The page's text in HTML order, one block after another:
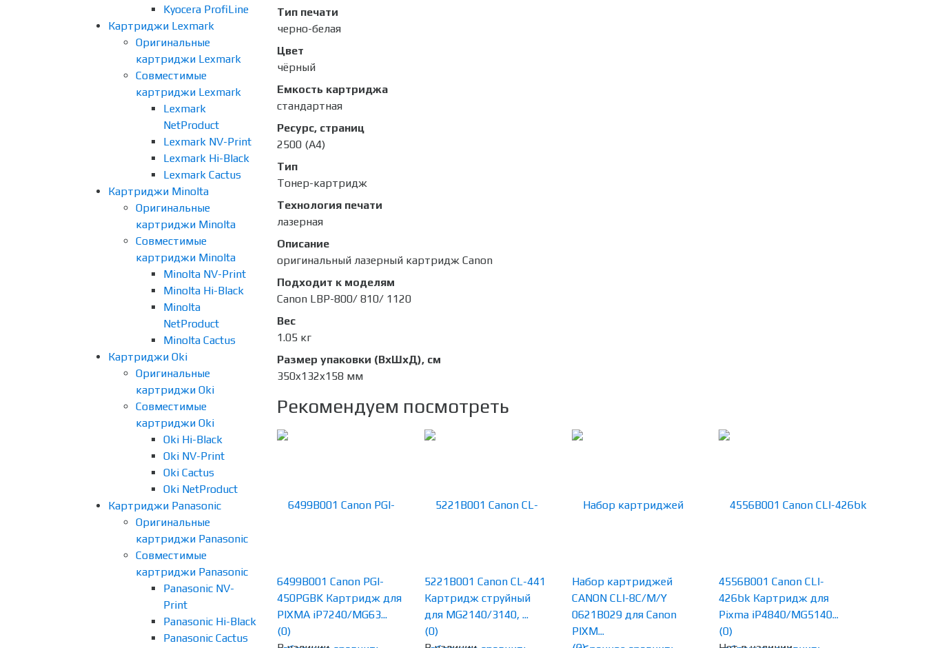
Kyocera ProfiLine
Картриджи Lexmark
Оригинальные
картриджи Lexmark
Совместимые
картриджи Lexmark
Lexmark
NetProduct
Lexmark NV-Print
Lexmark Hi-Black
Lexmark Cactus
Картриджи Minolta
Оригинальные
картриджи Minolta
Совместимые
картриджи Minolta
Minolta NV-Print
Minolta Hi-Black
Minolta
NetProduct
Minolta Cactus
Картриджи Oki
Оригинальные
картриджи Oki
Совместимые
картриджи Oki
Oki Hi-Black
Oki NV-Print
Oki Cactus
Oki NetProduct
Картриджи Panasonic
Оригинальные
картриджи Panasonic
Совместимые
картриджи Panasonic
Panasonic NV-
Print
Panasonic Hi-Black
Panasonic Cactus
Тип печати
черно-белая
Цвет
чёрный
Емкость картриджа
стандартная
Ресурс, страниц
2500 (A4)
Тип
Тонер-картридж
Технология печати
лазерная
Описание
оригинальный лазерный картридж Canon
Подходит к моделям
Canon LBP-800/ 810/ 1120
Вес
1.05 кг
Размер упаковки (ВхШхД), см
350x132x158 мм
Рекомендуем посмотреть
6499B001 Canon PGI-
450PGBK Картридж для
PIXMA iP7240/MG63...
(0)
5221B001 Canon CL-441
Картридж струйный
для MG2140/3140, ...
(0)
Набор картриджей
CANON CLI-8C/M/Y
0621B029 для Canon
PIXM...
4556B001 Canon CLI-
426bk Картридж для
Pixma iP4840/MG5140...
(0)